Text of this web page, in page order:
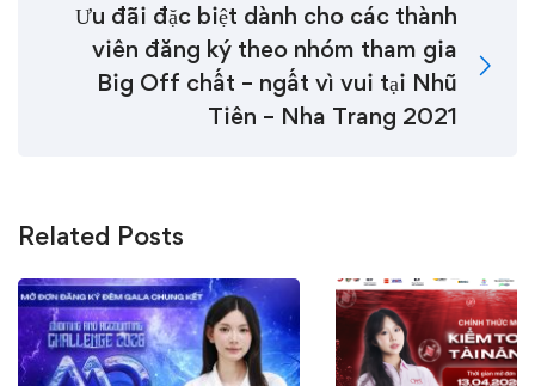
Ưu đãi đặc biệt dành cho các thành
viên đăng ký theo nhóm tham gia
Big Off chất – ngất vì vui tại Nhũ
Tiên – Nha Trang 2021
Related Posts